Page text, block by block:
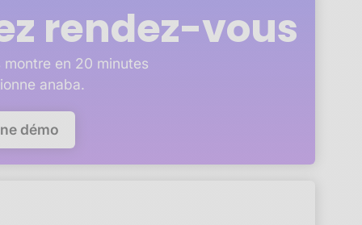
rendez-vous
en 20 minutes
anaba.
démo